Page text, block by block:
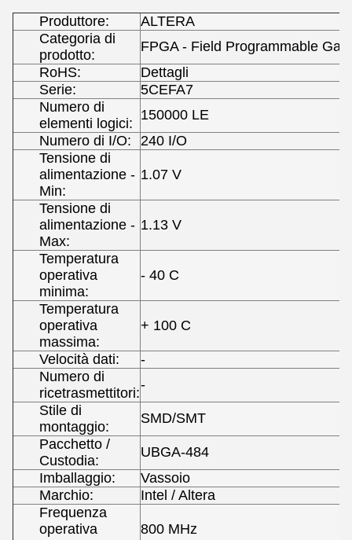
Produttore:
ALTERA
Categoria di
prodotto:
FPGA - Field Programmable
RoHS:
Dettagli
Serie:
5CEFA7
Numero di
elementi logici:
150000 LE
Numero di I/O:
240 I/O
Tensione di
alimentazione -
Min:
1.07 V
Tensione di
alimentazione -
Max:
1.13 V
Temperatura
operativa
minima:
- 40 C
Temperatura
operativa
massima:
+ 100 C
Velocità dati:
-
Numero di
ricetrasmettitori:
-
Stile di
montaggio:
SMD/SMT
Pacchetto /
Custodia:
UBGA-484
Imballaggio:
Vassoio
Marchio:
Intel / Altera
Frequenza
operativa
800 MHz